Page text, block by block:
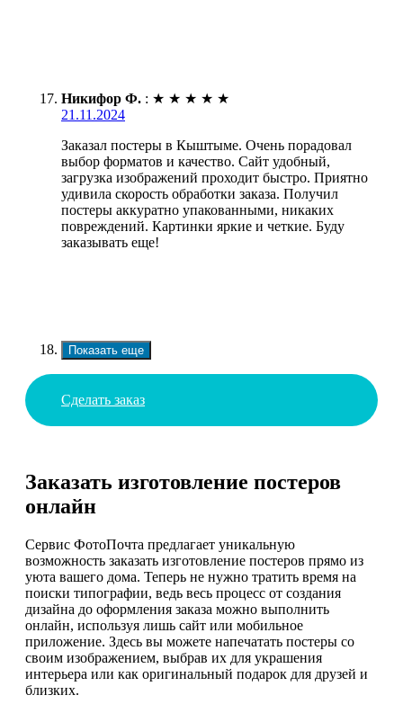
Никифор Ф. : ★ ★ ★ ★ ★
21.11.2024
Заказал постеры в Кыштыме. Очень порадовал
выбор форматов и качество. Сайт удобный,
загрузка изображений проходит быстро. Приятно
удивила скорость обработки заказа. Получил
постеры аккуратно упакованными, никаких
повреждений. Картинки яркие и четкие. Буду
заказывать еще!
Показать еще
Сделать заказ
Заказать изготовление постеров
онлайн
Сервис ФотоПочта предлагает уникальную
возможность заказать изготовление постеров прямо из
уюта вашего дома. Теперь не нужно тратить время на
поиски типографии, ведь весь процесс от создания
дизайна до оформления заказа можно выполнить
онлайн, используя лишь сайт или мобильное
приложение. Здесь вы можете напечатать постеры со
своим изображением, выбрав их для украшения
интерьера или как оригинальный подарок для друзей и
близких.